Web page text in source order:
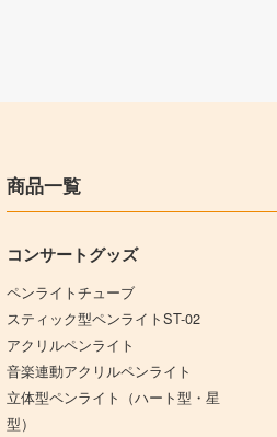
商品一覧
コンサートグッズ
ペンライトチューブ
スティック型ペンライトST-02
アクリルペンライト
音楽連動アクリルペンライト
立体型ペンライト（ハート型・星
型）